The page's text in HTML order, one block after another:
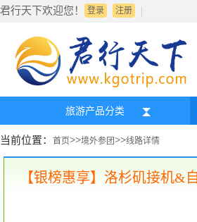
君行天下欢迎您！ 登录 |
注册
旅游产品分类
当前位置： 首页>>境外参团>>线路详情
【银榜惠享】洛杉矶接机&